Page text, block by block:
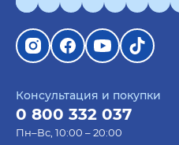
Консультация и покупки
0 800 332 037
Пн–Вс, 10:00 – 20:00